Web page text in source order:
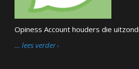
Opiness Account houders die
… lees verder